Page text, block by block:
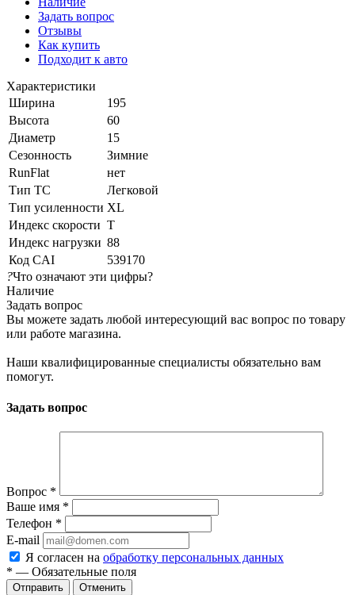
Задать вопрос
Отзывы
Как купить
Подходит к авто
Характеристики
Ширина
195
Высота
60
Диаметр
15
Сезонность
Зимние
RunFlat
нет
Тип ТС
Легковой
Тип усиленности XL
Индекс скорости T
Индекс нагрузки 88
Код CAI
539170
?Что означают эти цифры?
Наличие
Задать вопрос
Вы можете задать любой интересующий вас вопрос по товару
или работе магазина.
Наши квалифицированные специалисты обязательно вам
помогут.
Задать вопрос
Вопрос *
Ваше имя *
Телефон *
E-mail
Я согласен на обработку персональных данных
* — Обязательные поля
Отменить